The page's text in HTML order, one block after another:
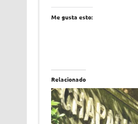
Me gusta esto:
Relacionado